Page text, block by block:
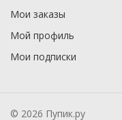
Мои заказы
Мой профиль
Мои подписки
© 2026 Пупик.ру